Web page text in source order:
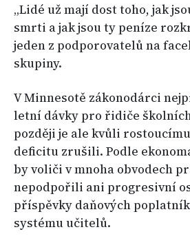
„Lidé už mají dost toho, jak
smrti a jak jsou ty peníze
jeden z podporovatelů na
skupiny.
V Minnesotě zákonodárci
letní dávky pro řidiče
později je ale kvůli
deficitu zrušili. Podle
by voliči v mnoha obvodech
nepodpořili ani progresivní
příspěvky daňových
systému učitelů.